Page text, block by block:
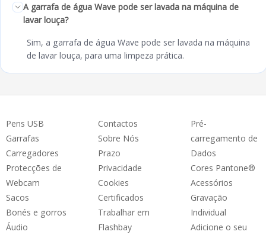
A garrafa de água Wave pode ser lavada na máquina de
lavar louça?
Sim, a garrafa de água Wave pode ser lavada na máquina
de lavar louça, para uma limpeza prática.
Pens USB
Garrafas
Carregadores
Protecções de
Webcam
Sacos
Bonés e gorros
Áudio
Contactos
Sobre Nós
Prazo
Privacidade
Cookies
Certificados
Trabalhar em
Flashbay
Pré-
carregamento de
Dados
Cores Pantone®
Acessórios
Gravação
Individual
Adicione o seu